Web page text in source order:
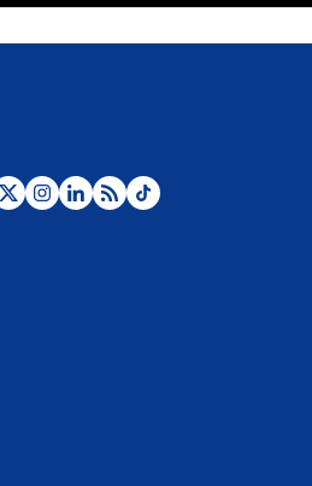
¿Por qué De la Espriella gobernará